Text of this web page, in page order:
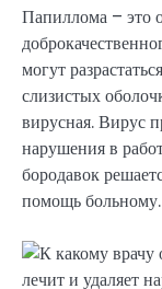
Папиллома – это
могут
слизистых
вирусная. Вирус
нарушения в
бородавок
помощь больному.